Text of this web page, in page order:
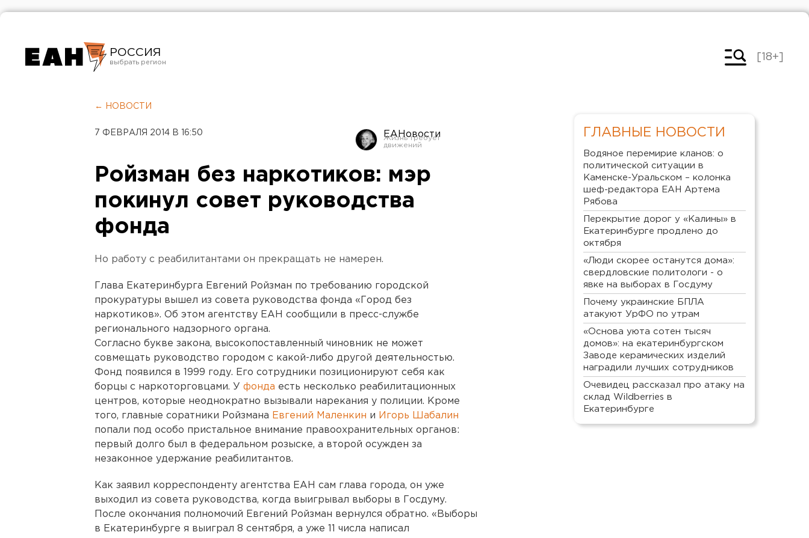
РОССИЯ
Челябинск
[18+]
← НОВОСТИ
7 ФЕВРАЛЯ 2014 В 16:50 ЕАНовости
Ройзман без наркотиков: мэр
покинул совет руководства
фонда
Но работу с реабилитантами он прекращать не намерен.
Глава Екатеринбурга Евгений Ройзман по требованию городской
прокуратуры вышел из совета руководства фонда «Город без
наркотиков». Об этом агентству ЕАН сообщили в пресс-службе
регионального надзорного органа.
Согласно букве закона, высокопоставленный чиновник не может
совмещать руководство городом с какой-либо другой деятельностью.
Фонд появился в 1999 году. Его сотрудники позиционируют себя как
борцы с наркоторговцами. У фонда есть несколько реабилитационных
центров, которые неоднократно вызывали нарекания у полиции. Кроме
того, главные соратники Ройзмана Евгений Маленкин и Игорь Шабалин
попали под особо пристальное внимание правоохранительных органов:
первый долго был в федеральном розыске, а второй осужден за
незаконное удержание реабилитантов.
Как заявил корреспонденту агентства ЕАН сам глава города, он уже
выходил из совета руководства, когда выигрывал выборы в Госдуму.
После окончания полномочий Евгений Ройзман вернулся обратно. «Выборы
в Екатеринбурге я выиграл 8 сентября, а уже 11 числа написал
ГЛАВНЫЕ НОВОСТИ
Водяное перемирие кланов: о
политической ситуации в
Каменске-Уральском – колонка
шеф-редактора ЕАН Артема
Рябова
Перекрытие дорог у «Калины» в
Екатеринбурге продлено до
октября
«Люди скорее останутся дома»:
свердловские политологи - о
явке на выборах в Госдуму
Почему украинские БПЛА
атакуют УрФО по утрам
«Основа уюта сотен тысяч
домов»: на екатеринбургском
Заводе керамических изделий
наградили лучших сотрудников
Очевидец рассказал про атаку на
склад Wildberries в
Екатеринбурге